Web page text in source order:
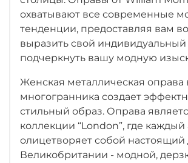
охватывают все современные
тенденции, предоставляя вам
выразить свой индивидуальный
подчеркнуть вашу модную
Женская металлическая
многогранника создает
стильный образ. Оправа
коллекции “London”, где каждый
олицетворяет собой настоящий
Великобритании - модной,